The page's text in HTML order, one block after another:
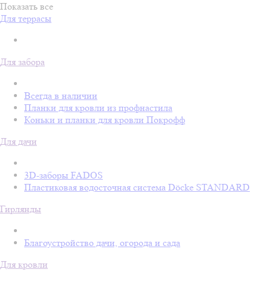
Показать все
Для террасы
Для забора
Всегда в наличии
Планки для кровли из профнастила
Коньки и планки для кровли Покрофф
Для дачи
3D-заборы FADOS
Пластиковая водосточная система Döcke STANDARD
Гирлянды
Благоустройство дачи, огорода и сада
Для кровли